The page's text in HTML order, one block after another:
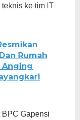
ke tim IT
Rumah
Anging
BPC Gapensi